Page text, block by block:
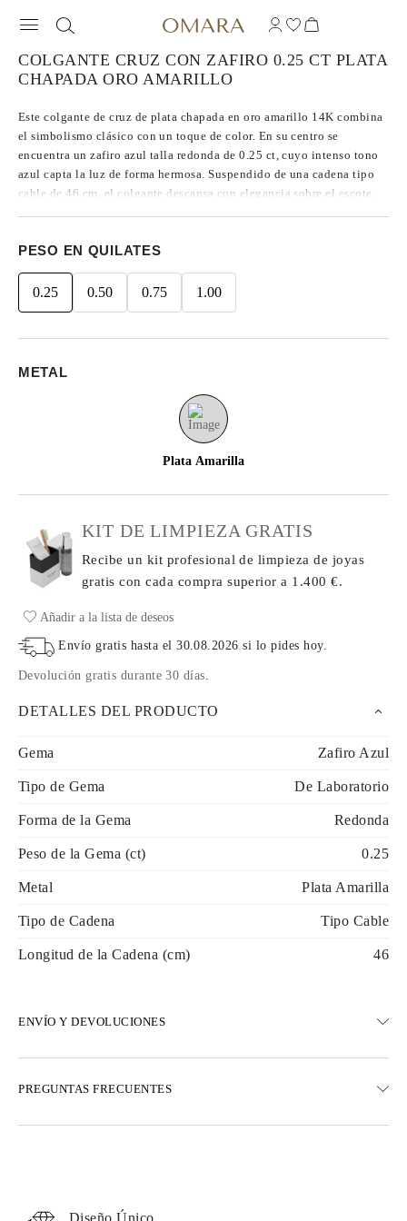
COLGANTE CRUZ CON ZAFIRO 0.25 CT PLATA
CHAPADA ORO AMARILLO
Este colgante de cruz de plata chapada en oro amarillo 14K combina
el simbolismo clásico con un toque de color. En su centro se
encuentra un zafiro azul talla redonda de 0.25 ct, cuyo intenso tono
azul capta la luz de forma hermosa. Suspendido de una cadena tipo
cable de 46 cm, el colgante descansa con elegancia sobre el escote,
PESO EN QUILATES
0.25 0.50 0.75 1.00
METAL
Plata Amarilla
KIT DE LIMPIEZA GRATIS
Recibe un kit profesional de limpieza de joyas
gratis con cada comprasuperior a 1.400 €.
Añadir a la lista de deseos
Envío gratis hasta el30.08.2026 si lo pides hoy.
Devolución gratis durante 30 días.
DETALLES DEL PRODUCTO
Gema Zafiro Azul
Tipo de Gema De Laboratorio
Forma de la Gema Redonda
Peso de la Gema (ct) 0.25
Metal Plata Amarilla
Tipo de Cadena Tipo Cable
Longitud de la Cadena (cm) 46
ENVÍO Y DEVOLUCIONES
Opciones de entrega exprés también están disponibles
PREGUNTAS FRECUENTES
Diseño Único